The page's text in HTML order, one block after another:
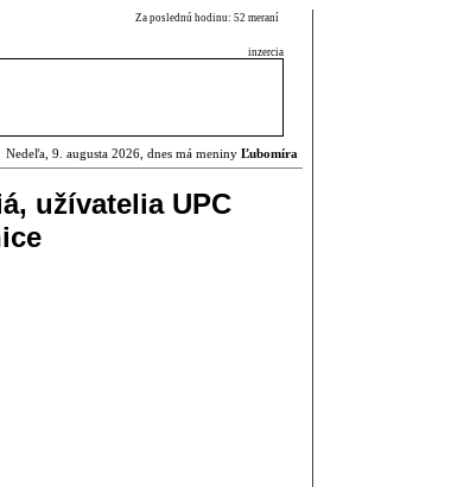
Za poslednú hodinu: 52 meraní
inzercia
Nedeľa, 9. augusta 2026, dnes má meniny Ľubomíra
užívatelia UPC